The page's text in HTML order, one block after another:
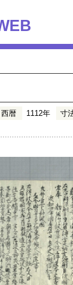
西暦 1112年
寸